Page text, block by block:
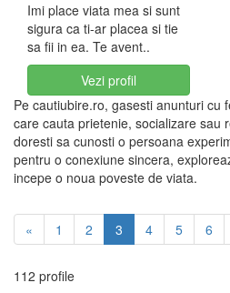
Imi place viata mea si sunt
sigura ca ti-ar placea si tie
sa fii in ea. Te avent..
Vezi profil
Pe cautiubire.ro, gasesti anunturi cu
care cauta prietenie, socializare sau
doresti sa cunosti o persoana
pentru o conexiune sincera,
incepe o noua poveste de viata.
« 1 2 3 4 5 6
112 profile